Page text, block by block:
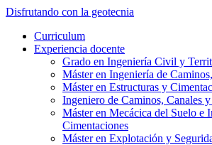
Saltar
contenido
principal
Disfrutando con la geotecnia
AlternarCurriculum
Experiencia docente
Grado en Ingeniería Civil y
Máster en Ingeniería de
Máster en Estructuras y
Ingeniero de Caminos, Canales
Máster en Mecácica del Suelo e
Cimentaciones
Máster en Explotación y